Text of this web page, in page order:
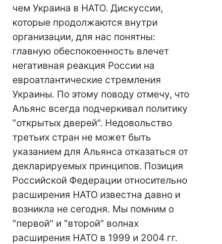
чем Украина в НАТО. Дискуссии,
которые продолжаются внутри
организации, для нас понятны:
главную обеспокоенность влечет
негативная реакция России на
евроатлантические стремления
Украины. По этому поводу отмечу, что
Альянс всегда подчеркивал политику
"открытых дверей". Недовольство
третьих стран не может быть
указанием для Альянса отказаться от
декларируемых принципов. Позиция
Российской Федерации относительно
расширения НАТО известна давно и
возникла не сегодня. Мы помним о
"первой" и "второй" волнах
расширения НАТО в 1999 и 2004 гг.